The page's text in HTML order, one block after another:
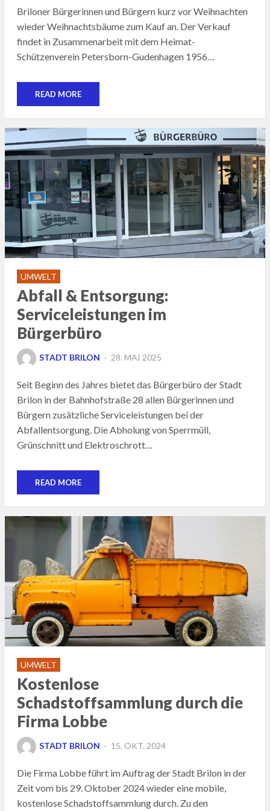
Briloner Bürgerinnen und Bürgern kurz vor Weihnachten
wieder Weihnachtsbäume zum Kauf an. Der Verkauf
findet in Zusammenarbeit mit dem Heimat-
Schützenverein Petersborn-Gudenhagen 1956…
READ MORE
UMWELT
Abfall & Entsorgung:
Serviceleistungen im
Bürgerbüro
STADT BRILON
POSTED
28. MAI 2025
Seit Beginn des Jahres bietet das Bürgerbüro der Stadt
Brilon in der Bahnhofstraße 28 allen Bürgerinnen und
Bürgern zusätzliche Serviceleistungen bei der
Abfallentsorgung. Die Abholung von Sperrmüll,
Grünschnitt und Elektroschrott…
READ MORE
UMWELT
Kostenlose
Schadstoffsammlung durch die
Firma Lobbe
STADT BRILON
POSTED
15. OKT. 2024
Die Firma Lobbe führt im Auftrag der Stadt Brilon in der
Zeit vom bis 29. Oktober 2024 wieder eine mobile,
kostenlose Schadstoffsammlung durch. Zu den